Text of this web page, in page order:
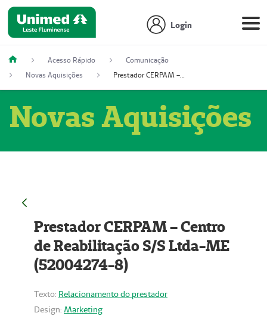
Login
Acesso Rápido
Comunicação
Novas Aquisições
Prestador CERPAM – Centro de Reabilitação S/S Ltda-ME (52004274-8)
Novas Aquisições
Prestador CERPAM – Centro
de Reabilitação S/S Ltda-ME
(52004274-8)
Texto: Relacionamento do prestador
Design: Marketing